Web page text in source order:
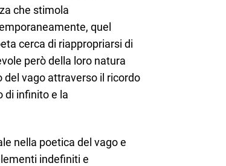
che stimola
quel
cerca di riappropriarsi di
però della loro natura
del vago attraverso il ricordo
di infinito e la
nella poetica del vago e
indefiniti e